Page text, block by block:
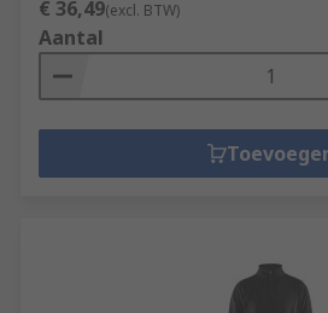
€ 36,49(excl. BTW)
Aantal